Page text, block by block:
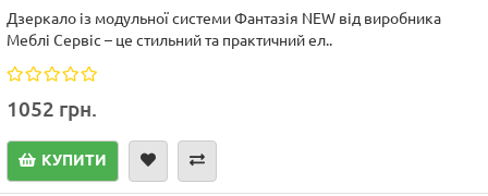
Дзеркало із модульної системи Фантазія NEW від виробника
Меблі Сервіс – це стильний та практичний ел..
1052 грн.
КУПИТИ